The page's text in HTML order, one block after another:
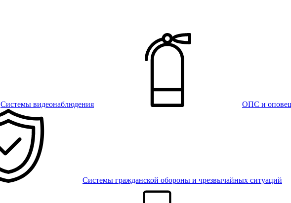
Системы видеонаблюдения ОПС и
Системы гражданской обороны и чрезвычайных ситуаций